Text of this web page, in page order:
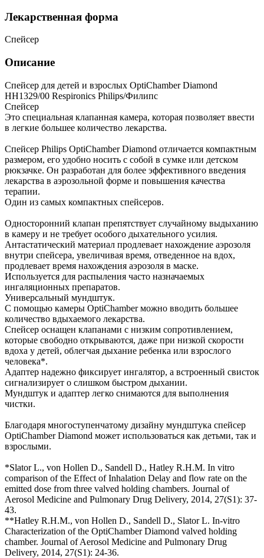
Лекарственная форма
Спейсер
Описание
Спейсер для детей и взрослых OptiChamber Diamond
HH1329/00 Respironics Philips/Филипс
Спейсер
Это специальная клапанная камера, которая позволяет ввести
в легкие большее количество лекарства.
Спейсер Philips OptiChamber Diamond отличается компактным
размером, его удобно носить с собой в сумке или детском
рюкзачке. Он разработан для более эффективного введения
лекарства в аэрозольной форме и повышения качества
терапии.
Один из самых компактных спейсеров.
Односторонний клапан препятствует случайному выдыханию
в камеру и не требует особого дыхательного усилия.
Антастатический материал продлевает нахождение аэрозоля
внутри спейсера, увеличивая время, отведенное на вдох,
продлевает время нахождения аэрозоля в маске.
Используется для распыления часто назначаемых
ингаляционных препаратов.
Универсальный мундштук.
С помощью камеры OptiChamber можно вводить большее
количество вдыхаемого лекарства.
Спейсер оснащен клапанами с низким сопротивлением,
которые свободно открываются, даже при низкой скорости
вдоха у детей, облегчая дыхание ребенка или взрослого
человека*.
Адаптер надежно фиксирует ингалятор, а встроенный свисток
сигнализирует о слишком быстром дыхании.
Мундштук и адаптер легко снимаются для выполнения
чистки.
Благодаря многоступенчатому дизайну мундштука спейсер
OptiChamber Diamond может использоваться как детьми, так и
взрослыми.
*Slator L., von Hollen D., Sandell D., Hatley R.H.M. In vitro
comparison of the Effect of Inhalation Delay and flow rate on the
emitted dose from three valved holding chambers. Journal of
Aerosol Medicine and Pulmonary Drug Delivery, 2014, 27(S1): 37-
43.
**Hatley R.H.M., von Hollen D., Sandell D., Slator L. In-vitro
Characterization of the OptiChamber Diamond valved holding
chamber. Journal of Aerosol Medicine and Pulmonary Drug
Delivery, 2014, 27(S1): 24-36.